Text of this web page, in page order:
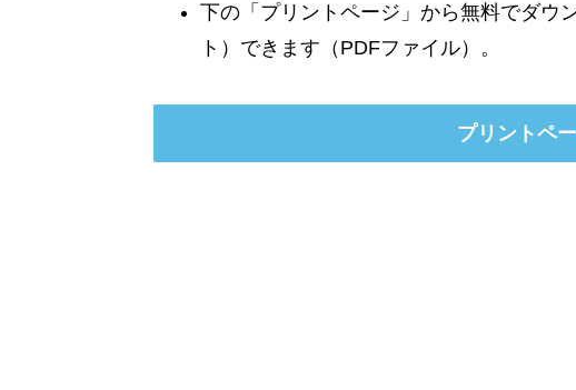
下の「プリントページ」から無料でダウ
ト）できます（PDFファイル）。
プリントペ